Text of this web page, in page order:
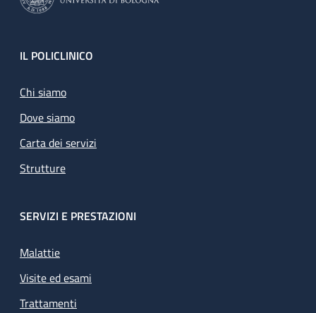
Footer
IL POLICLINICO
Chi siamo
Dove siamo
Carta dei servizi
Strutture
SERVIZI E PRESTAZIONI
Malattie
Visite ed esami
Trattamenti